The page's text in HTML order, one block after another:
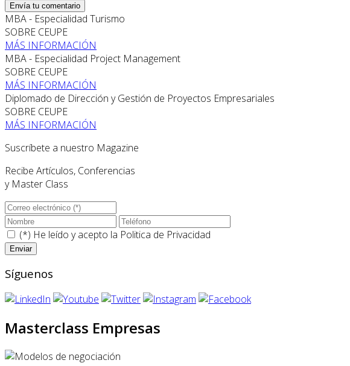
Envía tu comentario
MBA - Especialidad Turismo
SOBRE CEUPE
MÁS INFORMACIÓN
MBA - Especialidad Project Management
SOBRE CEUPE
MÁS INFORMACIÓN
Diplomado de Dirección y Gestión de Proyectos Empresariales
SOBRE CEUPE
MÁS INFORMACIÓN
Suscríbete a nuestro Magazine
Recibe Artículos, Conferencias
y Master Class
(*) He leído y acepto la Politica de Privacidad
Síguenos
Masterclass Empresas